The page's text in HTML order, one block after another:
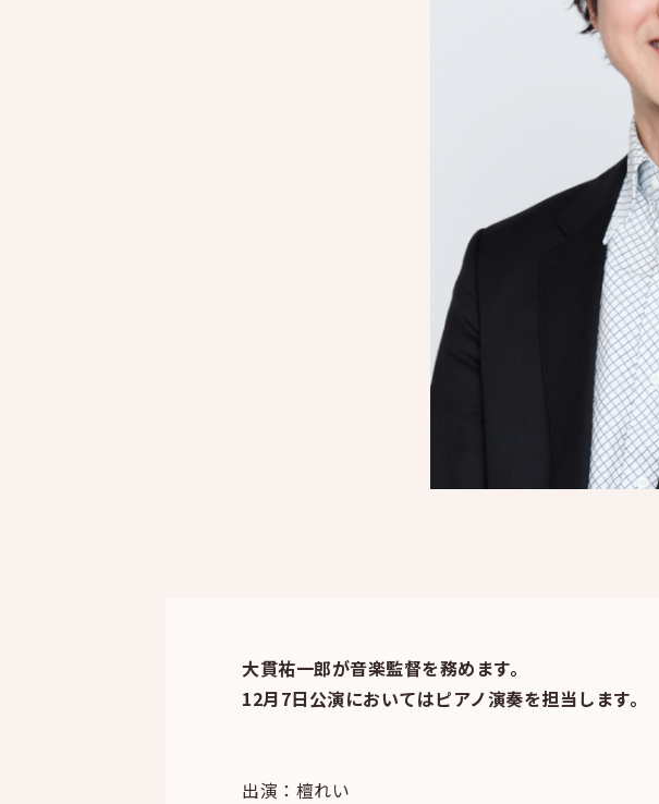
大貫祐一郎が音楽監督を務めます。
12月7日公演においてはピアノ演奏を担当します。
出演：檀れい